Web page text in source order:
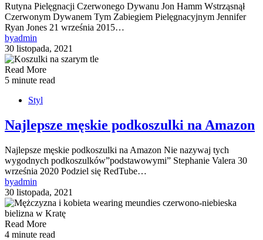
Rutyna Pielęgnacji Czerwonego Dywanu Jon Hamm Wstrząsnął
Czerwonym Dywanem Tym Zabiegiem Pielęgnacyjnym Jennifer
Ryan Jones 21 września 2015…
byadmin
30 listopada, 2021
Read More
5 minute read
Styl
Najlepsze męskie podkoszulki na Amazon
Najlepsze męskie podkoszulki na Amazon Nie nazywaj tych
wygodnych podkoszulków”podstawowymi” Stephanie Valera 30
września 2020 Podziel się RedTube…
byadmin
30 listopada, 2021
Read More
4 minute read